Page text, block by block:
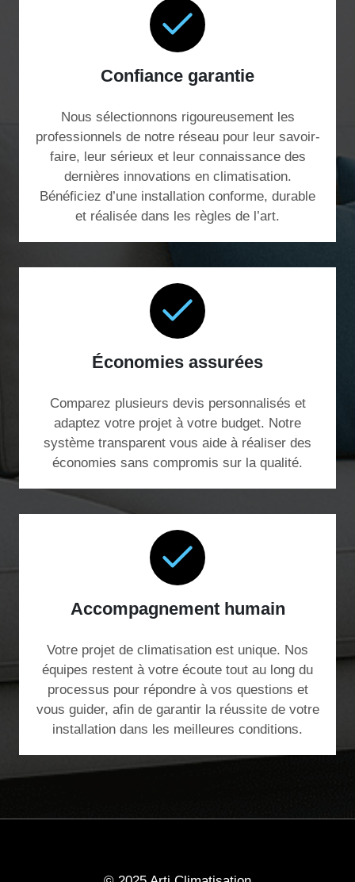
Confiance garantie
Nous sélectionnons rigoureusement les
professionnels de notre réseau pour leur savoir-
faire, leur sérieux et leur connaissance des
dernières innovations en climatisation.
Bénéficiez d’une installation conforme, durable
et réalisée dans les règles de l’art.
Économies assurées
Comparez plusieurs devis personnalisés et
adaptez votre projet à votre budget. Notre
système transparent vous aide à réaliser des
économies sans compromis sur la qualité.
Accompagnement humain
Votre projet de climatisation est unique. Nos
équipes restent à votre écoute tout au long du
processus pour répondre à vos questions et
vous guider, afin de garantir la réussite de votre
installation dans les meilleures conditions.